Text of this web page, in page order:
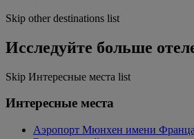
Skip other destinations list
Исследуйте больше
Skip Интересные места list
Интересные места
Аэропорт Мюнхен имени